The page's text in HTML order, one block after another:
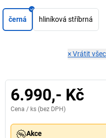
černá hliníková stříbrná
×Vrátit
6.990,- Kč
Cena / ks (bez DPH)
Akce